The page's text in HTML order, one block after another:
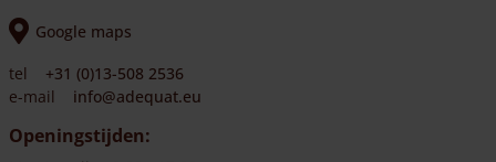
Google maps
tel
+31 (0)13-508 2536
e-mail
info@adequat.eu
Openingstijden: